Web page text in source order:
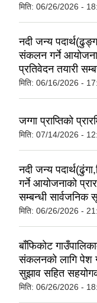
मिति: 06/26/2026 -
नदी जन्य
संकलन गर्ने
प्रतिवेदन तयारी
मिति: 06/16/2026 -
जग्गा प्राप्तिको
मिति: 07/14/2026 -
नदी जन्य
गर्ने आयोजनाको
सम्बन्धी सार्वजनिक
मिति: 06/26/2026 -
बाँफिकोट
संकलनको लागि पेश
सुझाव सहित
मिति: 06/26/2026 -